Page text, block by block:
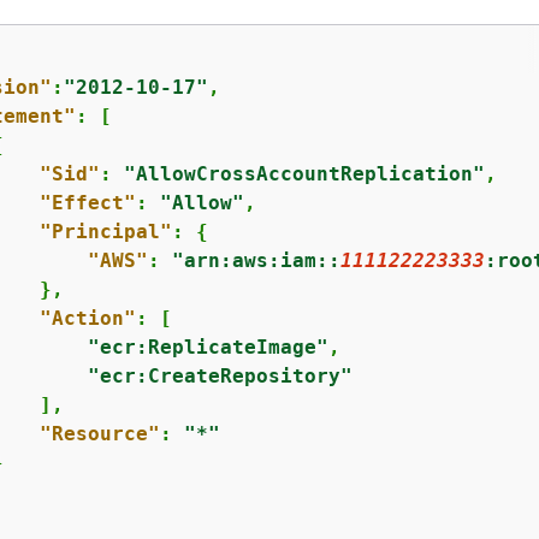
: "2012-10-17" ,
: [
"Sid" : "AllowCrossAccountReplication" ,
"Effect" : "Allow" ,
"Principal" : {
"AWS" : "arn:aws:iam::111122223333
},
"Action" : [
"ecr:ReplicateImage" ,
"ecr:CreateRepository"
],
"Resource" : "*"